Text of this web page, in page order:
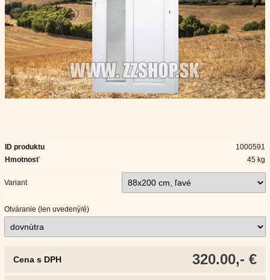
ID produktu
1000591
Hmotnosť
45 kg
Variant
Otváranie (len uvedený/é)
320.00,- €
Cena s DPH